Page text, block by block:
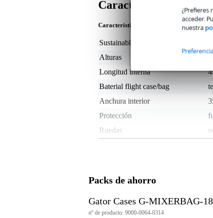
¿Prefieres
acceder.
nuestra
Características
Características del producto
Sustainable product
Alturas
Longitud interna
Baterial flight case/bag
Anchura interior
Protección
Ruedas
Dimensiones(incluyendo el paquete)
Características del producto
Packs de ahorro
Gator Cases G-MIXERBAG-
nº de producto: 9000-0064-0314